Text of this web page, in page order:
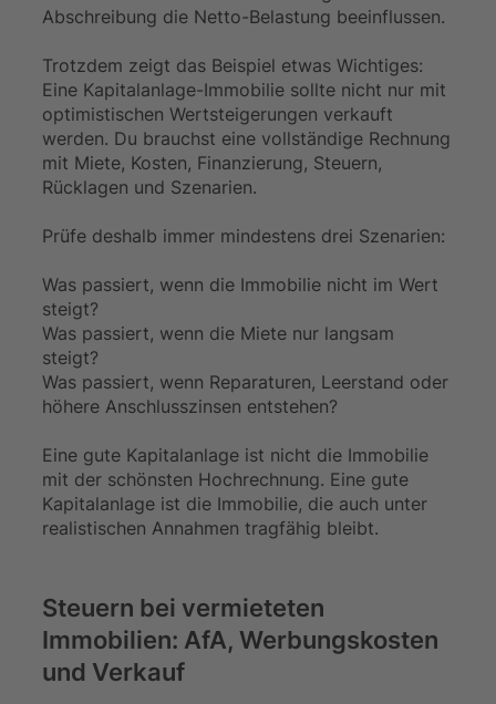
Abschreibung die Netto-Belastung beeinflussen.
Trotzdem zeigt das Beispiel etwas Wichtiges:
Eine Kapitalanlage-Immobilie sollte nicht nur mit
optimistischen Wertsteigerungen verkauft
werden. Du brauchst eine vollständige Rechnung
mit Miete, Kosten, Finanzierung, Steuern,
Rücklagen und Szenarien.
Prüfe deshalb immer mindestens drei Szenarien:
Was passiert, wenn die Immobilie nicht im Wert
steigt?
Was passiert, wenn die Miete nur langsam
steigt?
Was passiert, wenn Reparaturen, Leerstand oder
höhere Anschlusszinsen entstehen?
Eine gute Kapitalanlage ist nicht die Immobilie
mit der schönsten Hochrechnung. Eine gute
Kapitalanlage ist die Immobilie, die auch unter
realistischen Annahmen tragfähig bleibt.
Steuern bei vermieteten
Immobilien: AfA, Werbungskosten
und Verkauf